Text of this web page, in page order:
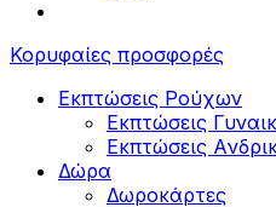
Κορυφαίες προσφορές
Εκπτώσεις Ρούχων
Εκπτώσεις
Εκπτώσεις
Δώρα
Δωροκάρτες